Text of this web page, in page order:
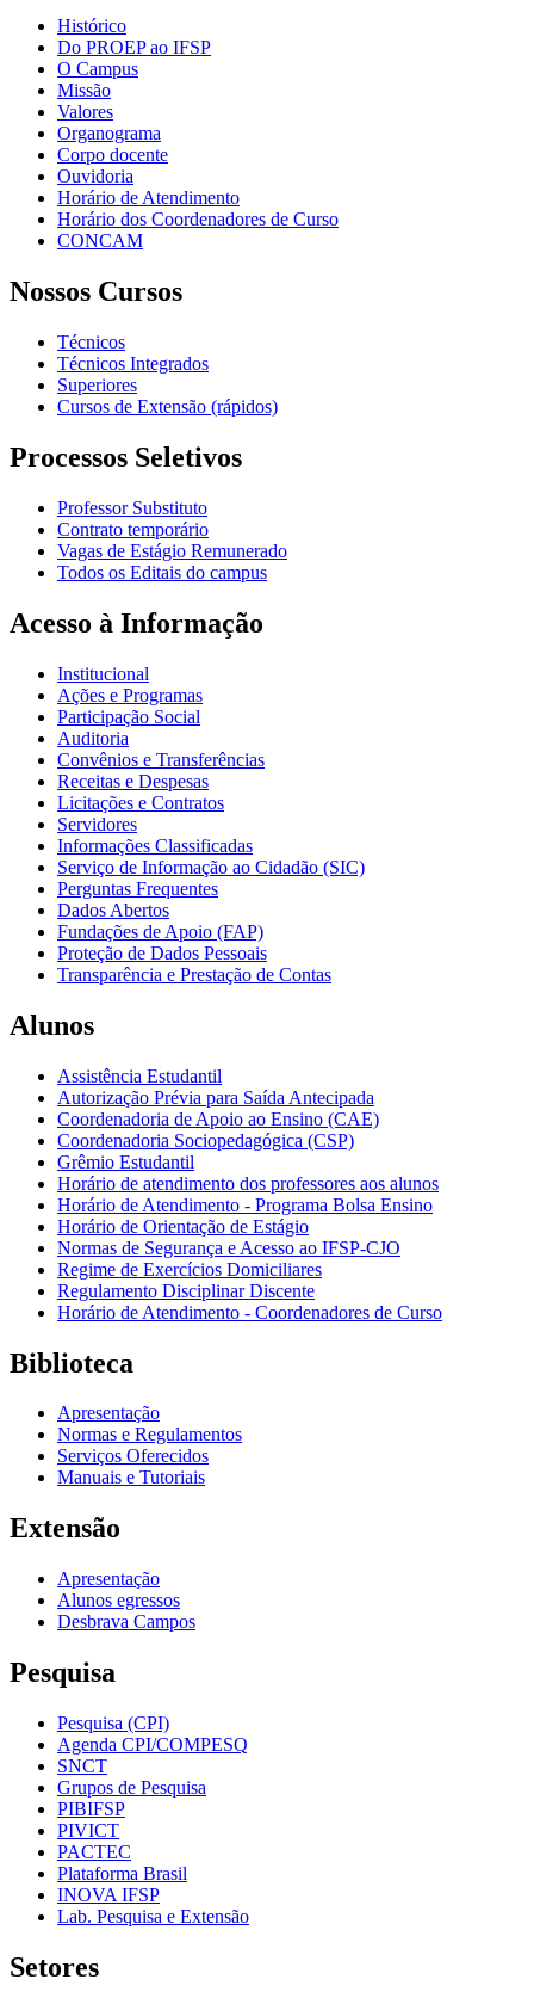
Histórico
Do PROEP ao IFSP
O Campus
Missão
Valores
Organograma
Corpo docente
Ouvidoria
Horário de Atendimento
Horário dos Coordenadores de Curso
CONCAM
Nossos Cursos
Técnicos
Técnicos Integrados
Superiores
Cursos de Extensão (rápidos)
Processos Seletivos
Professor Substituto
Contrato temporário
Vagas de Estágio Remunerado
Todos os Editais do campus
Acesso à Informação
Institucional
Ações e Programas
Participação Social
Auditoria
Convênios e Transferências
Receitas e Despesas
Licitações e Contratos
Servidores
Informações Classificadas
Serviço de Informação ao Cidadão (SIC)
Perguntas Frequentes
Dados Abertos
Fundações de Apoio (FAP)
Proteção de Dados Pessoais
Transparência e Prestação de Contas
Alunos
Assistência Estudantil
Autorização Prévia para Saída Antecipada
Coordenadoria de Apoio ao Ensino (CAE)
Coordenadoria Sociopedagógica (CSP)
Grêmio Estudantil
Horário de atendimento dos professores aos alunos
Horário de Atendimento - Programa Bolsa Ensino
Horário de Orientação de Estágio
Normas de Segurança e Acesso ao IFSP-CJO
Regime de Exercícios Domiciliares
Regulamento Disciplinar Discente
Horário de Atendimento - Coordenadores de Curso
Biblioteca
Apresentação
Normas e Regulamentos
Serviços Oferecidos
Manuais e Tutoriais
Extensão
Apresentação
Alunos egressos
Desbrava Campos
Pesquisa
Pesquisa (CPI)
Agenda CPI/COMPESQ
SNCT
Grupos de Pesquisa
PIBIFSP
PIVICT
PACTEC
Plataforma Brasil
INOVA IFSP
Lab. Pesquisa e Extensão
Setores